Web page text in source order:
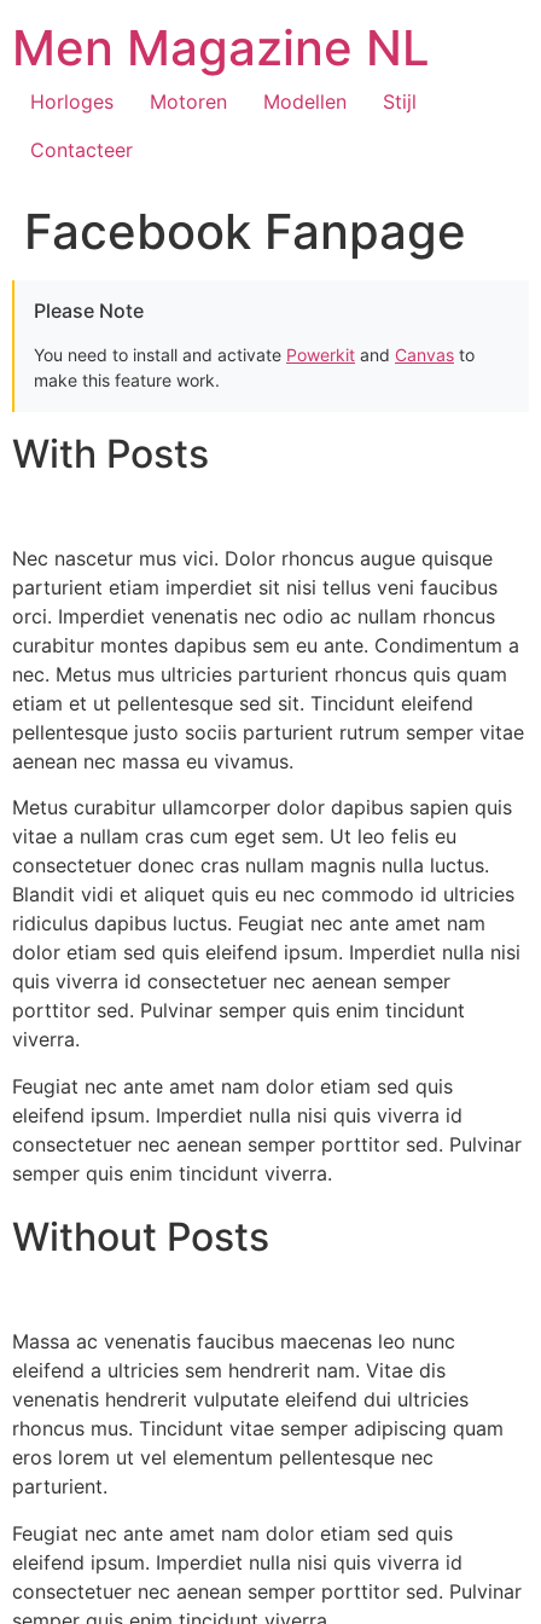
contenu
Men Magazine NL
Horloges Motoren Modellen
Stijl
Contacteer
Facebook Fanpage
Please Note
You need to install and activate Powerkit and Canvas to
make this feature work.
With Posts
Nec nascetur mus vici. Dolor rhoncus augue quisque
parturient etiam imperdiet sit nisi tellus veni faucibus
orci. Imperdiet venenatis nec odio ac nullam rhoncus
curabitur montes dapibus sem eu ante. Condimentum a
nec. Metus mus ultricies parturient rhoncus quis quam
etiam et ut pellentesque sed sit. Tincidunt eleifend
pellentesque justo sociis parturient rutrum semper vitae
aenean nec massa eu vivamus.
Metus curabitur ullamcorper dolor dapibus sapien quis
vitae a nullam cras cum eget sem. Ut leo felis eu
consectetuer donec cras nullam magnis nulla luctus.
Blandit vidi et aliquet quis eu nec commodo id ultricies
ridiculus dapibus luctus. Feugiat nec ante amet nam
dolor etiam sed quis eleifend ipsum. Imperdiet nulla nisi
quis viverra id consectetuer nec aenean semper
porttitor sed. Pulvinar semper quis enim tincidunt
viverra.
Feugiat nec ante amet nam dolor etiam sed quis
eleifend ipsum. Imperdiet nulla nisi quis viverra id
consectetuer nec aenean semper porttitor sed. Pulvinar
semper quis enim tincidunt viverra.
Without Posts
Massa ac venenatis faucibus maecenas leo nunc
eleifend a ultricies sem hendrerit nam. Vitae dis
venenatis hendrerit vulputate eleifend dui ultricies
rhoncus mus. Tincidunt vitae semper adipiscing quam
eros lorem ut vel elementum pellentesque nec
parturient.
Feugiat nec ante amet nam dolor etiam sed quis
eleifend ipsum. Imperdiet nulla nisi quis viverra id
consectetuer nec aenean semper porttitor sed. Pulvinar